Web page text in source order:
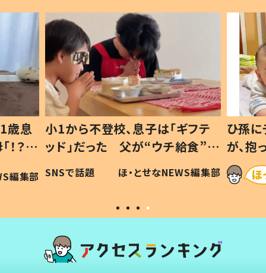
歳息
？」
編集部
小1から不登校、息子は「ギフテ
ッド」だった 父が“ウチ給食”を
作り続ける理由とは #令和の親
#令和の子
SNSで話題 ほ・とせなNEWS編集部
ひ孫
が、
「涙が
い」